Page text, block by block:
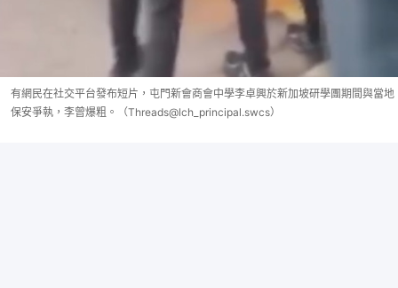
有網民在社交平台發布短片，屯門新會商會中學李卓興於新加坡研學團期間與當地
保安爭執，李曾爆粗。（Threads@lch_principal.swcs）